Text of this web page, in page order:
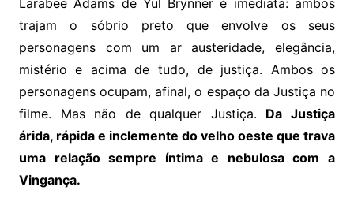
Larabee Adams de Yul Brynner é imediata: ambos
trajam o sóbrio preto que envolve os seus
personagens com um ar austeridade, elegância,
mistério e acima de tudo, de justiça. Ambos os
personagens ocupam, afinal, o espaço da Justiça no
filme. Mas não de qualquer Justiça. Da Justiça
árida, rápida e inclemente do velho oeste que trava
uma relação sempre íntima e nebulosa com a
Vingança.